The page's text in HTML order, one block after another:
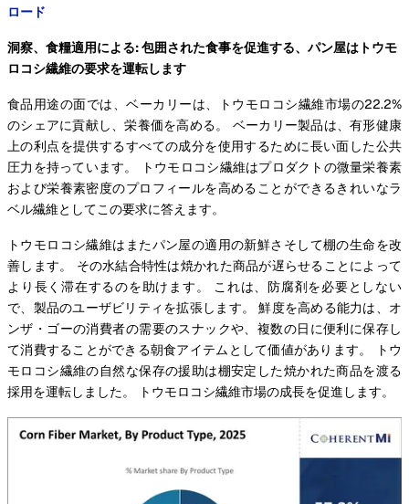
ロード
洞察、食糧適用による: 包囲された食事を促進する、パン屋はトウモ
ロコシ繊維の要求を運転します
食品用途の面では、ベーカリーは、トウモロコシ繊維市場の22.2%
のシェアに貢献し、栄養価を高める。 ベーカリー製品は、有形健康
上の利点を提供するすべての成分を使用するために長い面した公共
圧力を持っています。 トウモロコシ繊維はプロダクトの微量栄養素
および栄養素密度のプロフィールを高めることができるきれいなラ
ベル繊維としてこの要求に答えます。
トウモロコシ繊維はまたパン屋の適用の新鮮さそして棚の生命を改
善します。 その水結合特性は焼かれた商品が遅らせることによって
より長く滞在するのを助けます。 これは、防腐剤を必要としない
で、製品のユーザビリティを拡張します。 鮮度を高める能力は、オ
ンザ・ゴーの消費者の需要のスナックや、複数の日に便利に保存し
て消費することができる朝食アイテムとして価値があります。 トウ
モロコシ繊維の自然な保存の援助は棚安定した焼かれた商品を渡る
採用を運転しました。 トウモロコシ繊維市場の成長を促進します。